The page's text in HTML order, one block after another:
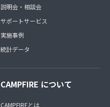
説明会・相談会
サポートサービス
実施事例
統計データ
CAMPFIRE について
CAMPFIREとは